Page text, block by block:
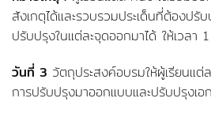
สังเกตุได้และรวบรวมประเด็นที่ต้องปรั
ปรับปรุงในแต่ละจุดออกมาได้ ให้เวลา
วันที่ 3 วัตถุประสงค์อบรมให้ผู้เรียนแ
การปรับปรุงมาออกแบบและปรับปรุงเอ